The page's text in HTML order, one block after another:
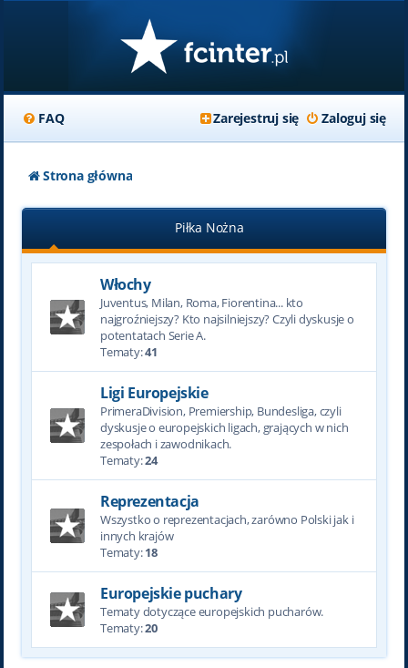
FAQ Zaloguj się
Zarejestruj się
Strona główna
Piłka Nożna
Włochy
Juventus, Milan, Roma, Fiorentina... kto
najgroźniejszy? Kto najsilniejszy? Czyli dyskusje o
potentatach Serie A.
Tematy:41
Ligi Europejskie
PrimeraDivision, Premiership, Bundesliga, czyli
dyskusje o europejskich ligach, grających w nich
zespołach i zawodnikach.
Tematy:24
Reprezentacja
Wszystko o reprezentacjach, zarówno Polski jak i
innych krajów
Tematy:18
Europejskie puchary
Tematy dotyczące europejskich pucharów.
Tematy:20